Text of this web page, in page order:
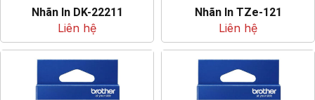
Nhãn In DK-22211
Liên hệ
Nhãn In TZe-121
Liên hệ